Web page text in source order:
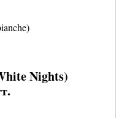
Nights)